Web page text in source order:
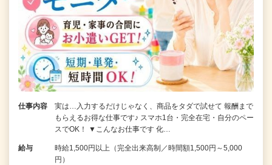
仕事内容
実は…入力するだけじゃなく、商品をタダで試せて 報酬まで
もらえるお得な仕事です♪ スマホ1台・完全在宅・自分のペー
スでOK！ ▼こんなお仕事です 化…
給与
時給1,500円以上（完全出来高制／時間額1,500円～5,000
円）